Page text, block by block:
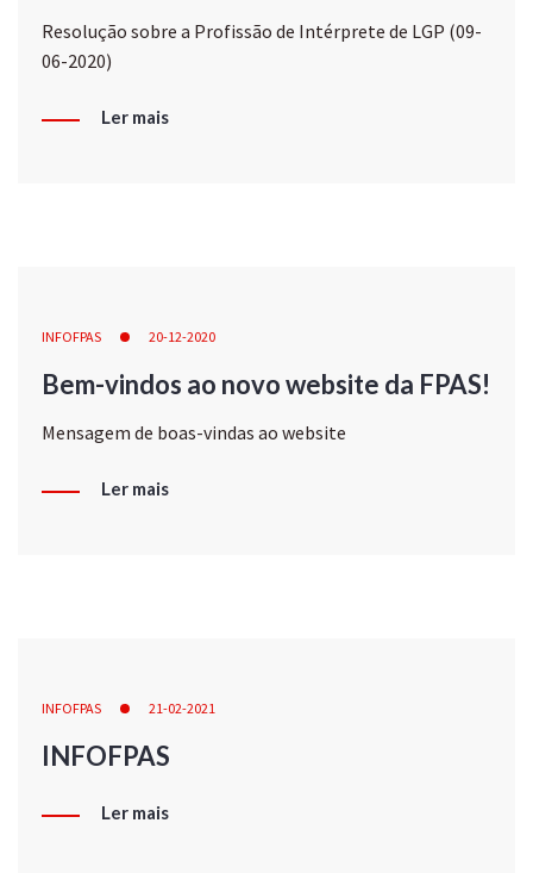
Resolução sobre a Profissão de Intérprete de LGP (09-
06-2020)
Ler mais
INFOFPAS 20-12-2020
Bem-vindos ao novo website da FPAS!
Mensagem de boas-vindas ao website
Ler mais
INFOFPAS 21-02-2021
INFOFPAS
Ler mais